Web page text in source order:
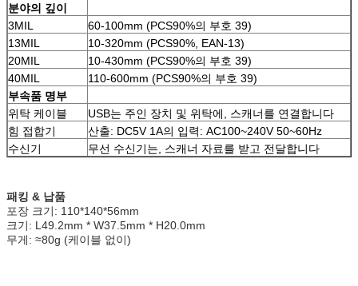
분야의 깊이
3MIL
60-100mm (PCS90%의 부호 39)
13MIL
10-320mm (PCS90%, EAN-13)
20MIL
10-430mm (PCS90%의 부호 39)
40MIL
110-600mm (PCS90%의 부호 39)
부속품 명부
위탁 케이블
USB는 주인 장치 및 위탁에, 스캐너를 연결합니다
힘 접합기
산출: DC5V 1A의 입력: AC100~240V 50~60Hz
수신기
무선 수신기는, 스캐너 자료를 받고 전달합니다
패킹 & 납품
포장 크기: 110*140*56mm
크기: L49.2mm * W37.5mm * H20.0mm
무게: ≈80g (케이블 없이)